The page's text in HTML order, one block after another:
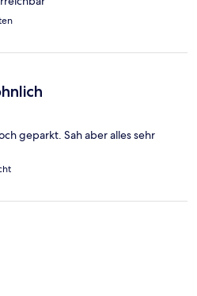
geparkt. Sah aber alles sehr